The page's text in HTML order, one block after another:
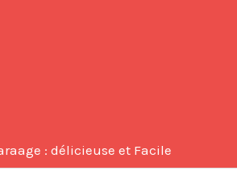
: délicieuse et Facile